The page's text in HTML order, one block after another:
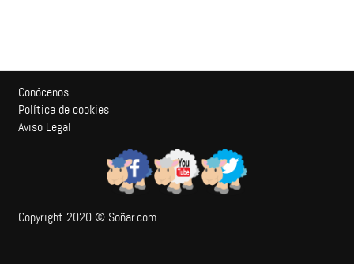
Conócenos
Política de cookies
Aviso Legal
Copyright 2020 © Soñar.com